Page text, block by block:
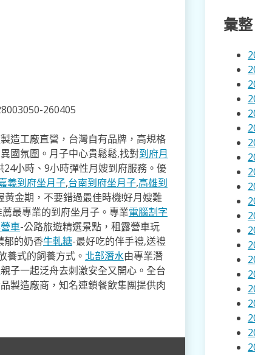
260405
造工廠直營，台灣自有品牌，高規格
國氛圍。月子中心貴鬆鬆,找對到府月
24小時、9小時彈性月嫂到府服務。優
義到府坐月子,台南到府坐月子,高雄到
黃金期，不要錯過最佳時機!好月嫂難
最專業的到府坐月子。專業電腦割字
車-公路旅遊精選景點，租露營車玩
郁的奶香牛軋糖-最好吃的伴手禮,送禮
養式的飼養方式。 北部潛水由專業潛
親子一起泛舟去​刺激安全又開心。全台
製造廠商，知名連鎖餐飲集團提供肉
彙整